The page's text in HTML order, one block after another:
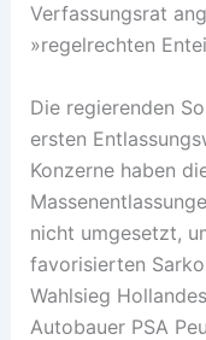
Verfassungsrat
»regelrechten
Die regierenden
ersten
Konzerne haben
nicht umgesetzt,
favorisierten
Wahlsieg
Autobauer PSA